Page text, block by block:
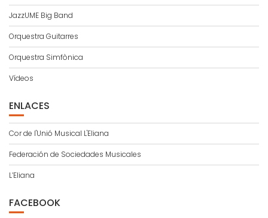
JazzUME Big Band
Orquestra Guitarres
Orquestra Simfònica
Vídeos
ENLACES
Cor de l'Unió Musical L'Eliana
Federación de Sociedades Musicales
L’Eliana
FACEBOOK